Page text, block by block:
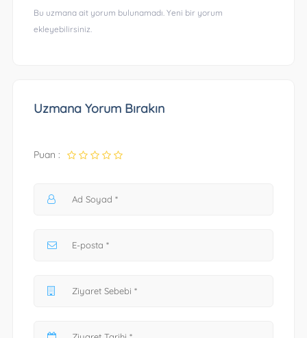
Bu uzmana ait yorum bulunamadı. Yeni bir yorum
ekleyebilirsiniz.
Uzmana Yorum Bırakın
Puan :